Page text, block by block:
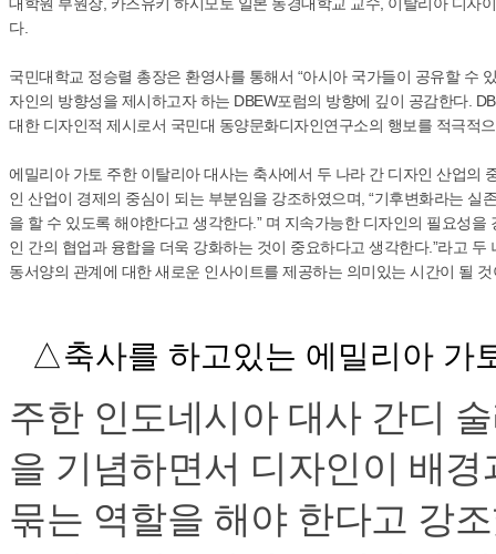
다.
국민대학교 정승렬 총장은 환영사를 통해서 “아시아 국가들이 공유할 수
자인의 방향성을 제시하고자 하는 DBEW포럼의 방향에 깊이 공감한다.
대한 디자인적 제시로서 국민대 동양문화디자인연구소의 행보를 적극적
에밀리아 가토 주한 이탈리아 대사는 축사에서 두 나라 간 디자인 산업의
인 산업이 경제의 중심이 되는 부분임을 강조하였으며, “기후변화라는
을 할 수 있도록 해야한다고 생각한다.” 며 지속가능한 디자인의 필요성
인 간의 협업과 융합을 더욱 강화하는 것이 중요하다고 생각한다.”라고
동서양의 관계에 대한 새로운 인사이트를 제공하는 의미있는 시간이 될
△축사를 하고있는 에밀리아 가
주한 인도네시아 대사 간디
을 기념하면서 디자인이 배
묶는 역할을 해야 한다고 강